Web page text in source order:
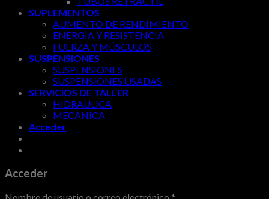
SUPLEMENTOS
AUMENTO DE RENDIMIENTO
ENERGÍA Y RESISTENCIA
FUERZA Y MÚSCULOS
SUSPENSIONES
SUSPENSIONES
SUSPENSIONES USADAS
SERVICIOS DE TALLER
HIDRAULICA
MECANICA
Acceder
Acceder